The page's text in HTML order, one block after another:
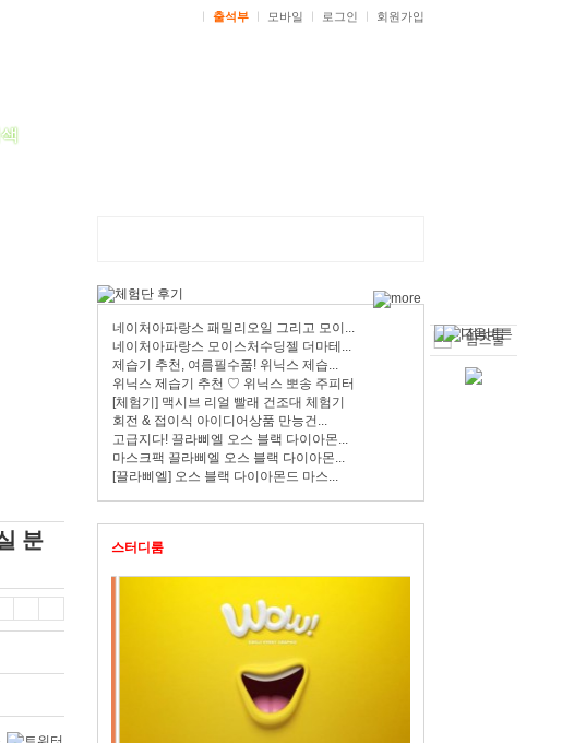
출석부 모바일 로그인 회원가입
분
네이처아파랑스 패밀리오일 그리고 모이...
네이처아파랑스 모이스처수딩젤 더마테...
제습기 추천, 여름필수품! 위닉스 제습...
위닉스 제습기 추천 ♡ 위닉스 뽀송 주피터
[체험기] 맥시브 리얼 빨래 건조대 체험기
회전 & 접이식 아이디어상품 만능건...
고급지다! 끌라삐엘 오스 블랙 다이아몬...
마스크팩 끌라삐엘 오스 블랙 다이아몬...
[끌라삐엘] 오스 블랙 다이아몬드 마스...
스터디룸